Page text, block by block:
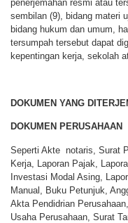
penerjemahan resmi atau
sembilan (9), bidang materi
bidang hukum dan umum,
tersumpah tersebut dapat
kepentingan kerja, sekolah
DOKUMEN YANG
DOKUMEN PERUSAHAAN
Seperti Akte notaris, Surat
Kerja, Laporan Pajak,
Investasi Modal Asing,
Manual, Buku Petunjuk,
Akta Pendidrian
Usaha Perusahaan, Surat